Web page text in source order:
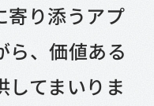
寄り添うアプ
ら、価値ある
してまいりま